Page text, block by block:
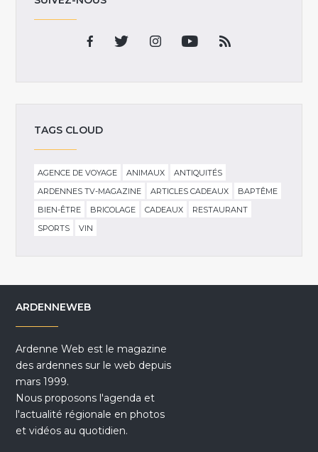
TAGS CLOUD
AGENCE DE VOYAGE ANIMAUX
ANTIQUITÉS
ARDENNES TV-MAGAZINE
ARTICLES CADEAUX
BAPTÊME
BIEN-ÊTRE
BRICOLAGE CADEAUX
RESTAURANT
SPORTS
VIN
ARDENNEWEB
Ardenne Web est le magazine
des ardennes sur le web depuis
mars 1999.
Nous proposons l'agenda et
l'actualité régionale en photos
et vidéos au quotidien.